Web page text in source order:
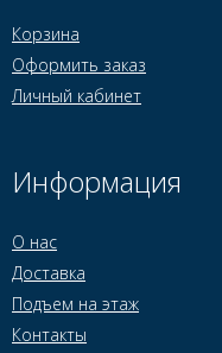
Корзина
Оформить заказ
Личный кабинет
Информация
О нас
Доставка
Подъем на этаж
Контакты